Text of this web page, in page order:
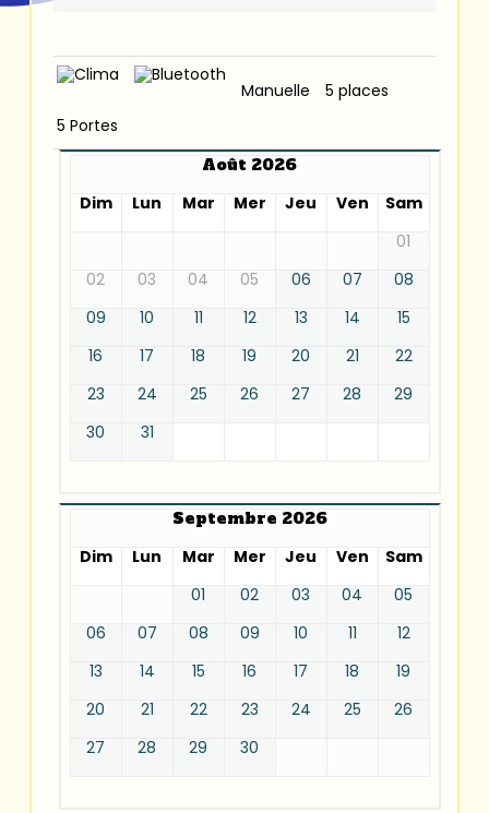
Manuelle
5 places
5 Portes
Août 2026
Dim
Lun Mar Mer Jeu Ven
Sam
01
02
03 04 05 06 07
08
09
10 11 12 13 14
15
16
17 18 19 20 21
22
23
24 25 26 27 28
29
30
31
Septembre 2026
Dim
Lun Mar Mer Jeu Ven
Sam
01
02 03 04
05
06
07 08 09 10 11
12
13
14 15 16 17 18
19
20
21 22 23 24 25
26
27
28 29 30